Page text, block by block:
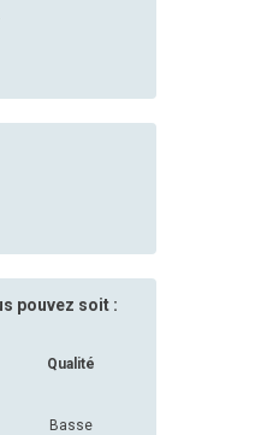
pouvez soit :
Qualité
Basse